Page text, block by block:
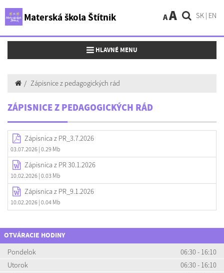
Materská škola Štítnik SK | EN
AA
Toggle navigation
HLAVNÉ MENU
Zápisnice z pedagogických rád
ZÁPISNICE Z PEDAGOGICKÝCH RÁD
Zápisnica z PR_3.7.2026
03.07.2026 | 0.29 Mb
Zápisnica z PR 30.1.2026
10.02.2026 | 0.03 Mb
Zápisnica z PR_9.1.2026
10.02.2026 | 0.04 Mb
OTVÁRACIE HODINY
Pondelok
06:30 - 16:10
Utorok
06:30 - 16:10